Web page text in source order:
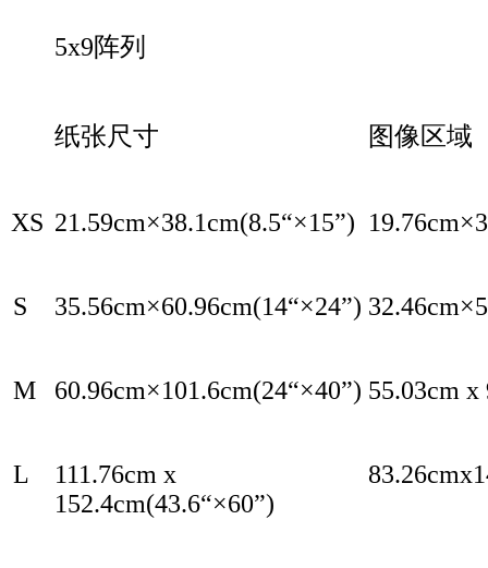
5x9阵列
纸张尺寸 图像区域
XS 21.59cm×38.1cm(8.5“×15”)
S 35.56cm×60.96cm(14“×24”)
M 60.96cm×101.6cm(24“×40”) 55.03cm x
L
111.76cm x
152.4cm(43.6“×60”)